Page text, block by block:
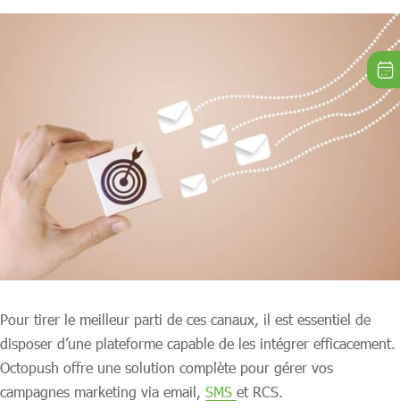
Pour tirer le meilleur parti de ces canaux, il est essentiel de
disposer d’une plateforme capable de les intégrer efficacement.
Octopush offre une solution complète pour gérer vos
campagnes marketing via email, SMS et RCS.